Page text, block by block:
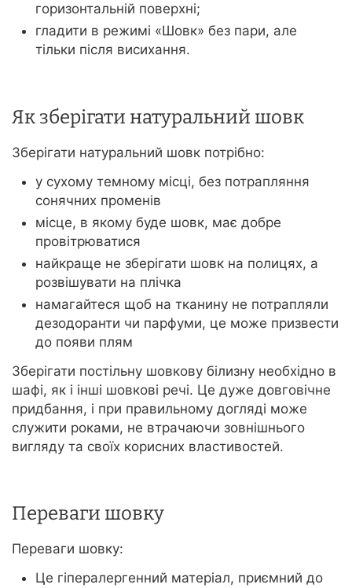
горизонтальній поверхні;
гладити в режимі «Шовк» без пари, але
тільки після висихання.
Як зберігати натуральний шовк
Зберігати натуральний шовк потрібно:
у сухому темному місці, без потрапляння
сонячних променів
місце, в якому буде шовк, має добре
провітрюватися
найкраще не зберігати шовк на полицях, а
розвішувати на плічка
намагайтеся щоб на тканину не потрапляли
дезодоранти чи парфуми, це може призвести
до появи плям
Зберігати постільну шовкову білизну необхідно в
шафі, як і інші шовкові речі. Це дуже довговічне
придбання, і при правильному догляді може
служити роками, не втрачаючи зовнішнього
вигляду та своїх корисних властивостей.
Переваги шовку
Переваги шовку:
Це гіпералергенний матеріал, приємний до